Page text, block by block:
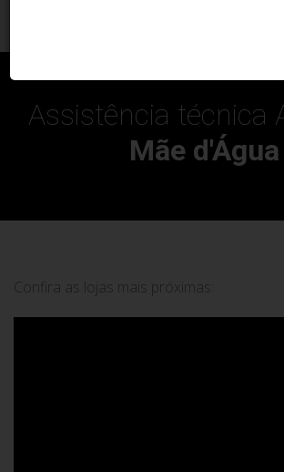
Assistência técnica
Mãe d'Água
Confira as lojas mais próximas: